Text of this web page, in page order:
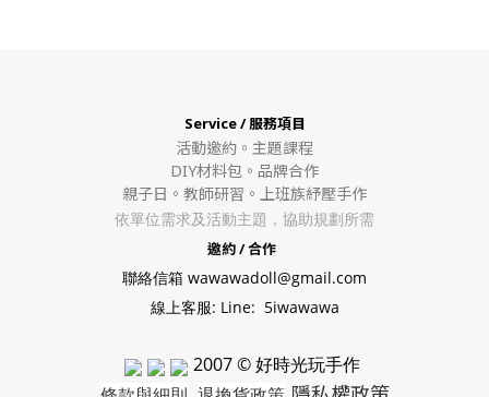
Service / 服務項目
活動邀約。 主題課程
DIY材料包。 品牌合作
親子日。教師研習。上班族紓壓手作
依單位需求及活動主題，協助規劃所需
邀約 / 合作
聯絡信箱 wawawadoll@gmail.com
線上客服: Line: 5iwawawa
2007 © 好時光玩手作